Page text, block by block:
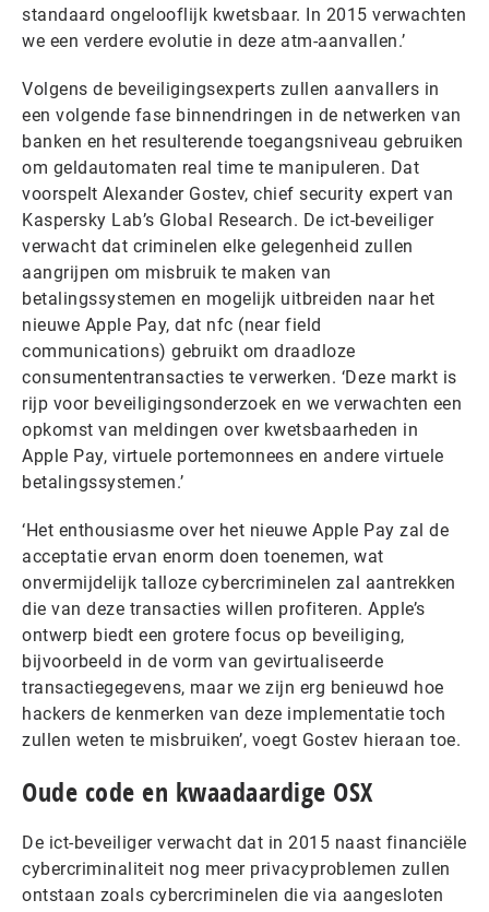
standaard ongelooflijk kwetsbaar. In 2015 verwachten
we een verdere evolutie in deze atm-aanvallen.’
Volgens de beveiligingsexperts zullen aanvallers in
een volgende fase binnendringen in de netwerken van
banken en het resulterende toegangsniveau gebruiken
om geldautomaten real time te manipuleren. Dat
voorspelt Alexander Gostev, chief security expert van
Kaspersky Lab’s Global Research. De ict-beveiliger
verwacht dat criminelen elke gelegenheid zullen
aangrijpen om misbruik te maken van
betalingssystemen en mogelijk uitbreiden naar het
nieuwe Apple Pay, dat nfc (near field
communications) gebruikt om draadloze
consumententransacties te verwerken. ‘Deze markt is
rijp voor beveiligingsonderzoek en we verwachten een
opkomst van meldingen over kwetsbaarheden in
Apple Pay, virtuele portemonnees en andere virtuele
betalingssystemen.’
‘Het enthousiasme over het nieuwe Apple Pay zal de
acceptatie ervan enorm doen toenemen, wat
onvermijdelijk talloze cybercriminelen zal aantrekken
die van deze transacties willen profiteren. Apple’s
ontwerp biedt een grotere focus op beveiliging,
bijvoorbeeld in de vorm van gevirtualiseerde
transactiegegevens, maar we zijn erg benieuwd hoe
hackers de kenmerken van deze implementatie toch
zullen weten te misbruiken’, voegt Gostev hieraan toe.
Oude code en kwaadaardige OSX
De ict-beveiliger verwacht dat in 2015 naast financiële
cybercriminaliteit nog meer privacyproblemen zullen
ontstaan zoals cybercriminelen die via aangesloten